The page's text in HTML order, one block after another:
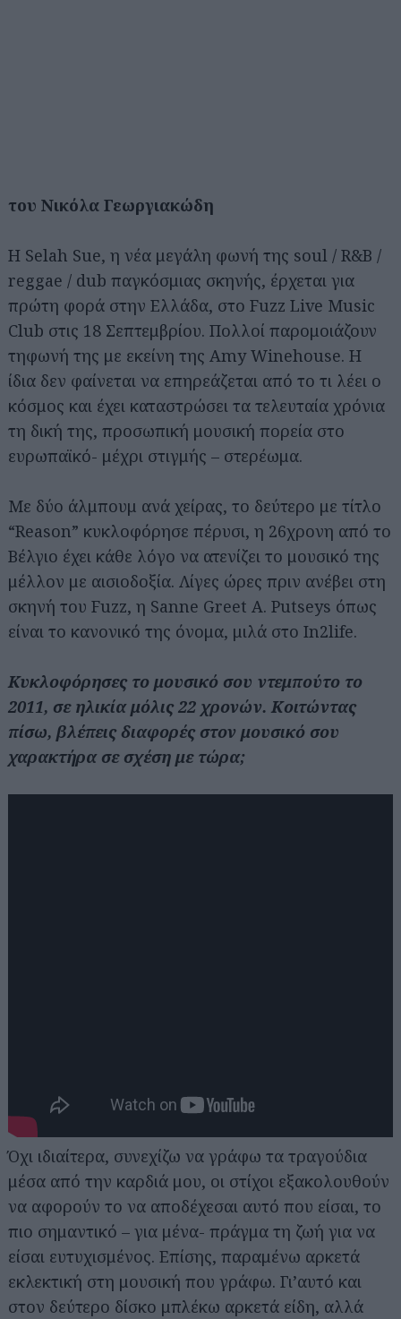
του Νικόλα Γεωργιακώδη
Η Selah Sue, η νέα μεγάλη φωνή της soul / R&B /
reggae / dub παγκόσμιας σκηνής, έρχεται για
πρώτη φορά στην Ελλάδα, στο Fuzz Live Music
Club στις 18 Σεπτεμβρίου. Πολλοί παρομοιάζουν
τηφωνή της με εκείνη της Amy Winehouse. Η
ίδια δεν φαίνεται να επηρεάζεται από το τι λέει ο
κόσμος και έχει καταστρώσει τα τελευταία χρόνια
τη δική της, προσωπική μουσική πορεία στο
ευρωπαϊκό- μέχρι στιγμής – στερέωμα.
Με δύο άλμπουμ ανά χείρας, το δεύτερο με τίτλο
“Reason” κυκλοφόρησε πέρυσι, η 26χρονη από το
Βέλγιο έχει κάθε λόγο να ατενίζει το μουσικό της
μέλλον με αισιοδοξία. Λίγες ώρες πριν ανέβει στη
σκηνή του Fuzz, η Sanne Greet A. Putseys όπως
είναι το κανονικό της όνομα, μιλά στο In2life.
Κυκλοφόρησες το μουσικό σου ντεμπούτο το
2011, σε ηλικία μόλις 22 χρονών. Κοιτώντας
πίσω, βλέπεις διαφορές στον μουσικό σου
χαρακτήρα σε σχέση με τώρα;
Όχι ιδιαίτερα, συνεχίζω να γράφω τα τραγούδια
μέσα από την καρδιά μου, οι στίχοι εξακολουθούν
να αφορούν το να αποδέχεσαι αυτό που είσαι, το
πιο σημαντικό – για μένα- πράγμα τη ζωή για να
είσαι ευτυχισμένος. Επίσης, παραμένω αρκετά
εκλεκτική στη μουσική που γράφω. Γι’αυτό και
στον δεύτερο δίσκο μπλέκω αρκετά είδη, αλλά